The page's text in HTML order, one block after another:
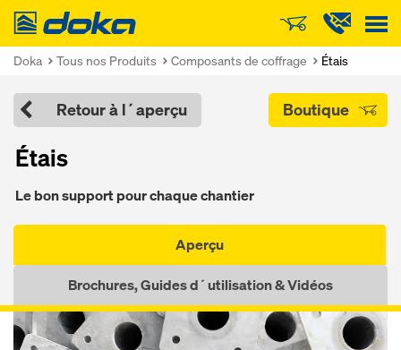
Doka
Doka Tous nos Produits Composants de coffrage Étais
Retour à l´aperçu Boutique
Étais
Le bon sup­port pour chaque chan­tier
Aperçu
Brochures, Guides d´utilisation & Vidéos